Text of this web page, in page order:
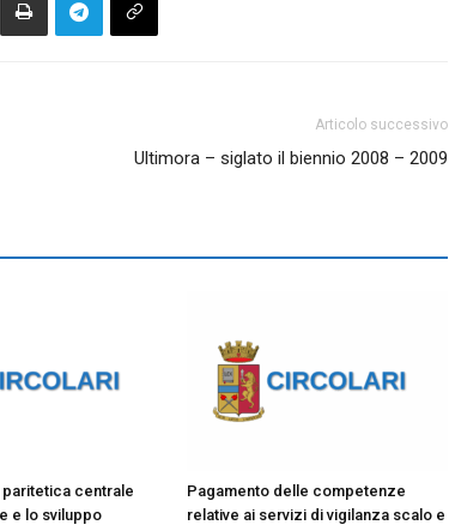
Articolo successivo
Ultimora – siglato il biennio 2008 – 2009
centrale
e lo sviluppo
Pagamento delle competenze
relative ai servizi di vigilanza scalo e